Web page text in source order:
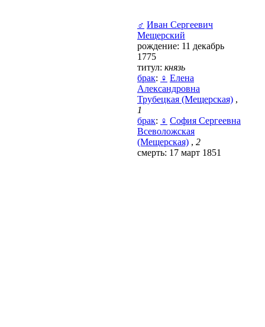
♂ Иван Сергеевич
Мещерский
рождение: 11 декабрь
1775
титул: князь
брак: ♀ Елена
Александровна
Трубецкая (Мещерская) ,
1
брак: ♀ София Сергеевна
Всеволожская
(Мещерская) , 2
смерть: 17 март 1851